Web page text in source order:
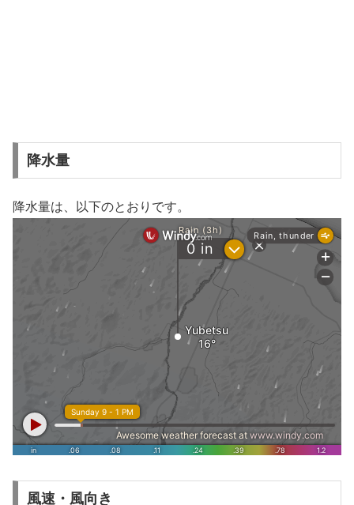
降水量
降水量は、以下のとおりです。
風速・風向き